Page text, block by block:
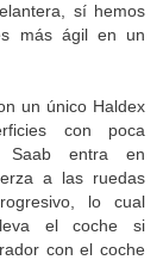
sí hemos
más ágil en un
un único Haldex
con poca
Saab entra en
a las ruedas
lo cual
el coche si
con el coche